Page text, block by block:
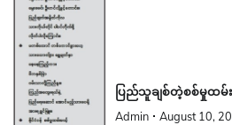
ပြည်သူချစ်တဲ့စစ်မှုထမ်း
Admin August 10,